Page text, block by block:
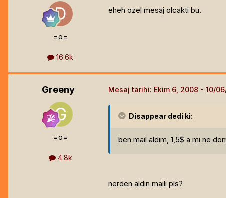
=o=
16.6k
eheh ozel mesaj olcakti bu.
Greeny
=o=
4.8k
Mesaj tarihi: Ekim 6, 2008
Disappear dedi ki:
ben mail aldim, 1,5$ a mi ne
nerden aldın maili pls?